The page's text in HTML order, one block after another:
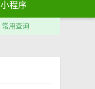
小程序
常用查询